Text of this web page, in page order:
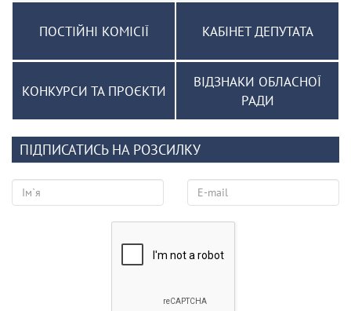
ПОСТІЙНІ КОМІСІЇ КАБІНЕТ ДЕПУТАТА
КОНКУРСИ ТА ПРОЄКТИ
ВІДЗНАКИ ОБЛАСНОЇ
РАДИ
ПІДПИСАТИСЬ НА РОЗСИЛКУ